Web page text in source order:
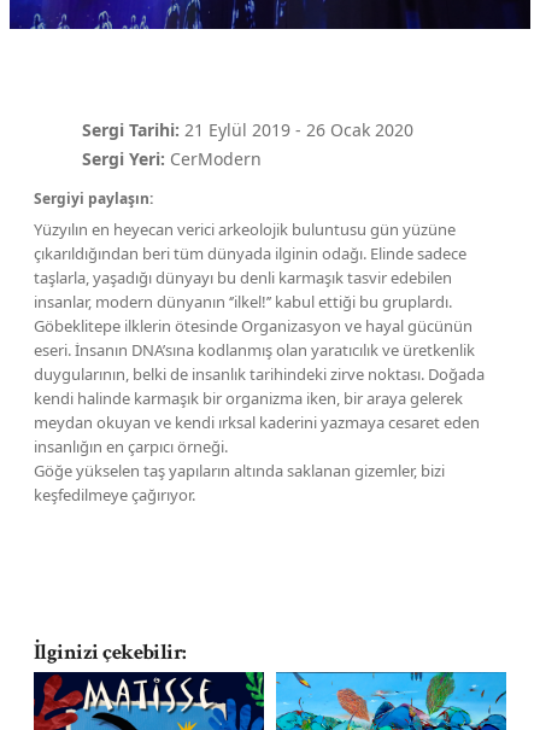
Yüzyılın en heyecan verici arkeolojik buluntusu gün yüzüne
çıkarıldığından beri tüm dünyada ilginin odağı. Elinde sadece
taşlarla, yaşadığı dünyayı bu denli karmaşık tasvir edebilen
insanlar, modern dünyanın ‘’ilkel!’’ kabul ettiği bu gruplardı.
Göbeklitepe ilklerin ötesinde Organizasyon ve hayal gücünün
eseri. İnsanın DNA’sına kodlanmış olan yaratıcılık ve üretkenlik
duygularının, belki de insanlık tarihindeki zirve noktası. Doğada
kendi halinde karmaşık bir organizma iken, bir araya gelerek
meydan okuyan ve kendi ırksal kaderini yazmaya cesaret eden
insanlığın en çarpıcı örneği.
Göğe yükselen taş yapıların altında saklanan gizemler, bizi
keşfedilmeye çağırıyor.
Sergi Tarihi: 21 Eylül 2019 - 26 Ocak 2020
Sergi Yeri: CerModern
Sergiyi paylaşın:
İlginizi çekebilir: